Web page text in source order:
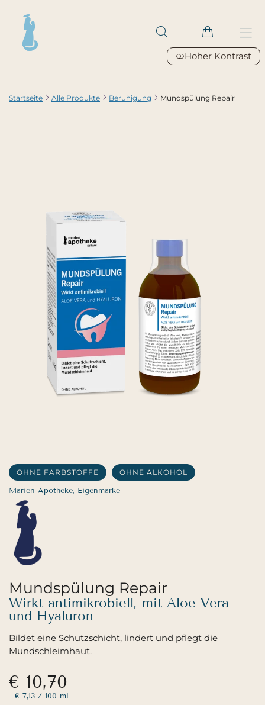
Hoher Kontrast
Startseite Alle Produkte Beruhigung Mundspülung Repair
OHNE FARBSTOFFE OHNE ALKOHOL
Marien-Apotheke, Eigenmarke
Mundspülung Repair
Wirkt antimikrobiell, mit Aloe Vera
und Hyaluron
Bildet eine Schutzschicht, lindert und pflegt die
Mundschleimhaut.
€ 10,70
€ 7,13 / 100 ml